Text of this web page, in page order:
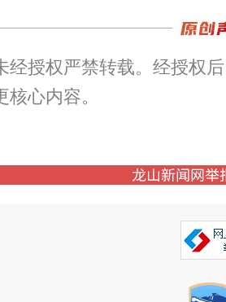
经授权严禁转载。经授权
心内容。